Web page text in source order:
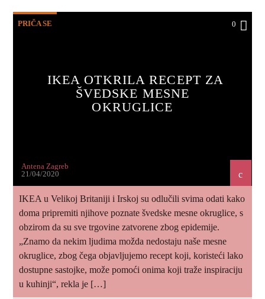
PRIČA SE 0
IKEA OTKRILA RECEPT ZA
ŠVEDSKE MESNE
OKRUGLICE
Antena Zagreb
21/04/2020
IKEA u Velikoj Britaniji i Irskoj su odlučili svima odati kako
doma pripremiti njihove poznate švedske mesne okruglice, s
obzirom da su sve trgovine zatvorene zbog epidemije.
„Znamo da nekim ljudima možda nedostaju naše mesne
okruglice, zbog čega objavljujemo recept koji, koristeći lako
dostupne sastojke, može pomoći onima koji traže inspiraciju
u kuhinji“, rekla je […]